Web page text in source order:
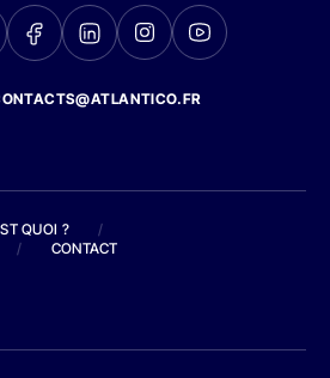
QUOI ?
/
/ CONTACT